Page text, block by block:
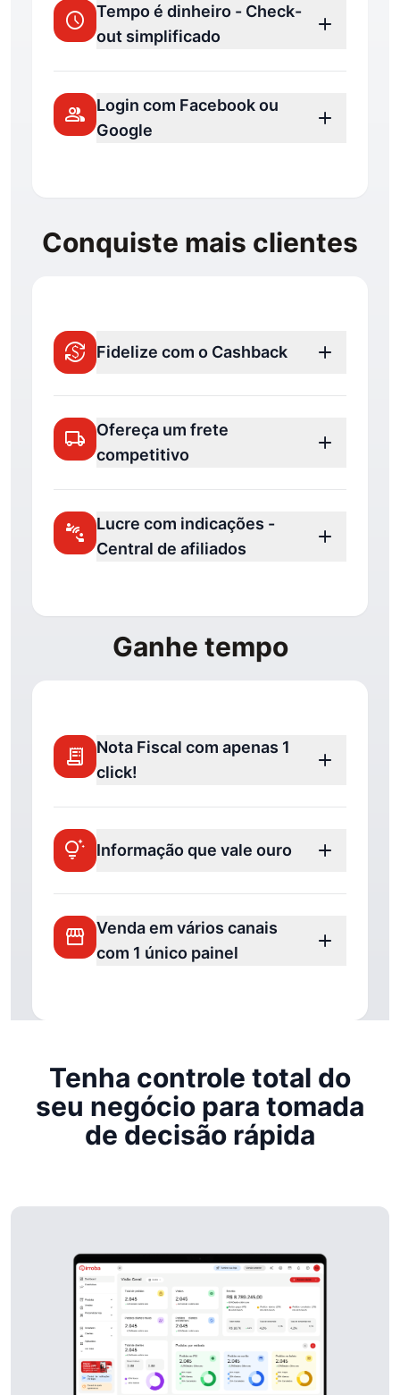
schedule
Tempo é dinheiro - Check-
out simplificado
add
group
Login com Facebook ou
Google
add
Conquiste mais clientes
currency_exchange Fidelize com o Cashback add
local_shipping
Ofereça um frete
competitivo
add
connect_without_contact
Lucre com indicações -
Central de afiliados
add
Ganhe tempo
receipt_long
Nota Fiscal com apenas 1
click!
add
tips_and_updates Informação que vale ouro add
storefront
Venda em vários canais
com 1 único painel
add
Tenha controle total do
seu negócio para tomada
de decisão rápida